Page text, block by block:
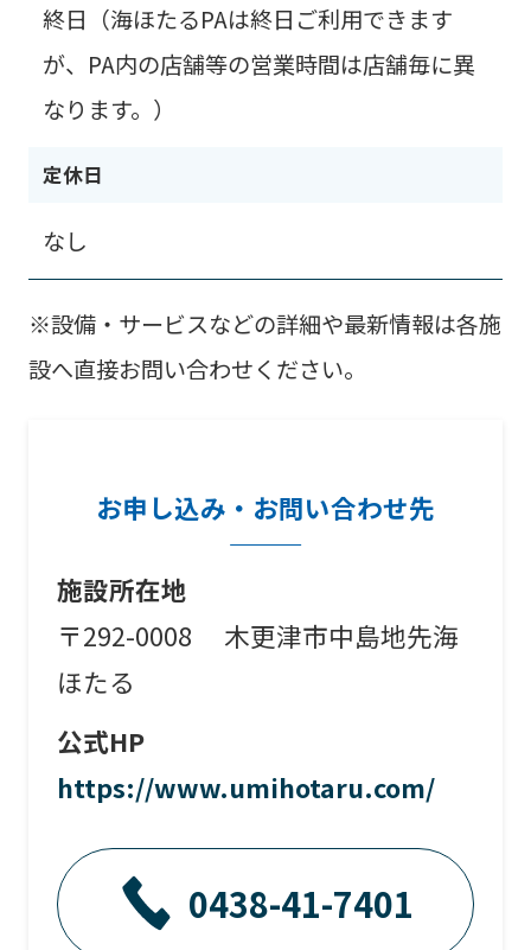
終日（海ほたるPAは終日ご利用できます
が、PA内の店舗等の営業時間は店舗毎に異
なります。）
定休日
なし
※設備・サービスなどの詳細や最新情報は各施
設へ直接お問い合わせください。
お申し込み・お問い合わせ先
施設所在地
〒292-0008 木更津市中島地先海
ほたる
公式HP
https://www.umihotaru.com/
0438-41-7401